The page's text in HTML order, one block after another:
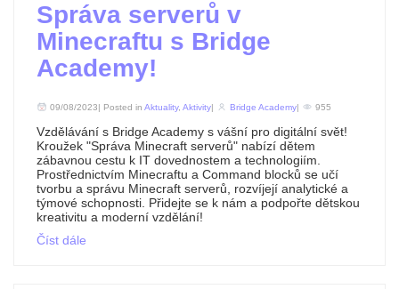
Správa serverů v
Minecraftu s Bridge
Academy!
09/08/2023| Posted in Aktuality, Aktivity Bridge Academy 955
Vzdělávání s Bridge Academy s vášní pro digitální svět!
Kroužek "Správa Minecraft serverů" nabízí dětem
zábavnou cestu k IT dovednostem a technologiím.
Prostřednictvím Minecraftu a Command blocků se učí
tvorbu a správu Minecraft serverů, rozvíjejí analytické a
týmové schopnosti. Přidejte se k nám a podpořte dětskou
kreativitu a moderní vzdělání!
Číst dále